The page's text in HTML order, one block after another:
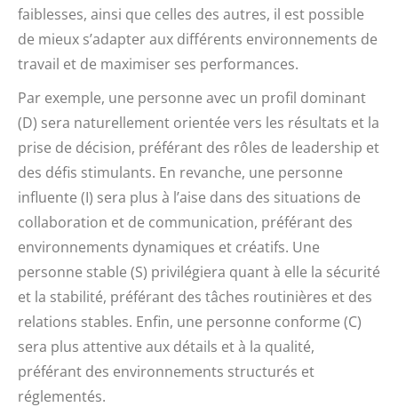
faiblesses, ainsi que celles des autres, il est possible
de mieux s’adapter aux différents environnements de
travail et de maximiser ses performances.
Par exemple, une personne avec un profil dominant
(D) sera naturellement orientée vers les résultats et la
prise de décision, préférant des rôles de leadership et
des défis stimulants. En revanche, une personne
influente (I) sera plus à l’aise dans des situations de
collaboration et de communication, préférant des
environnements dynamiques et créatifs. Une
personne stable (S) privilégiera quant à elle la sécurité
et la stabilité, préférant des tâches routinières et des
relations stables. Enfin, une personne conforme (C)
sera plus attentive aux détails et à la qualité,
préférant des environnements structurés et
réglementés.